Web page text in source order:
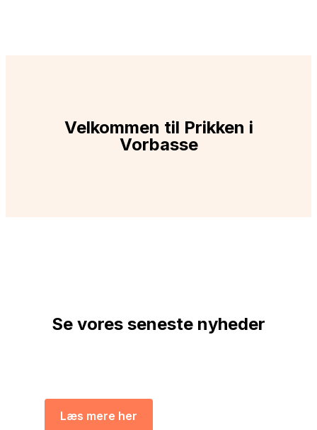
Velkommen til Prikken i
Vorbasse
Se vores seneste nyheder
Læs mere her